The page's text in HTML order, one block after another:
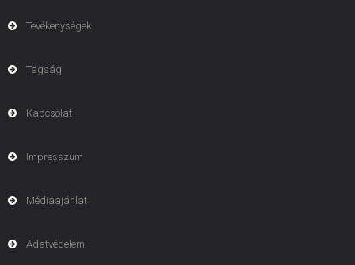
Tevékenységek
Tagság
Kapcsolat
Impresszum
Médiaajánlat
Adatvédelem